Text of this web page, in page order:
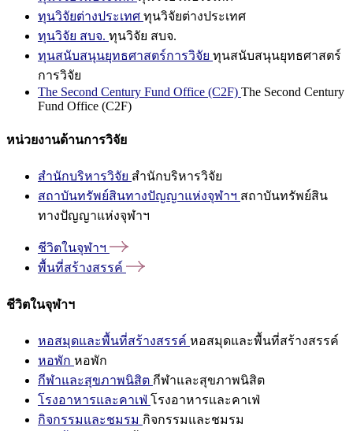
ทุนวิจัยต่างประเทศ ทุนวิจัยต่างประเทศ
ทุนวิจัย สบจ. ทุนวิจัย สบจ.
ทุนสนับสนุนยุทธศาสตร์การวิจัย ทุนสนับสนุนยุทธศาสตร์
การวิจัย
The Second Century Fund Office (C2F) The Second Century
Fund Office (C2F)
หน่วยงานด้านการวิจัย
สำนักบริหารวิจัย สำนักบริหารวิจัย
สถาบันทรัพย์สินทางปัญญาแห่งจุฬาฯ สถาบันทรัพย์สิน
ทางปัญญาแห่งจุฬาฯ
ชีวิตในจุฬาฯ
พื้นที่สร้างสรรค์
ชีวิตในจุฬาฯ
หอสมุดและพื้นที่สร้างสรรค์ หอสมุดและพื้นที่สร้างสรรค์
หอพัก หอพัก
กีฬาและสุขภาพนิสิต กีฬาและสุขภาพนิสิต
โรงอาหารและคาเฟ่ โรงอาหารและคาเฟ่
กิจกรรมและชมรม กิจกรรมและชมรม